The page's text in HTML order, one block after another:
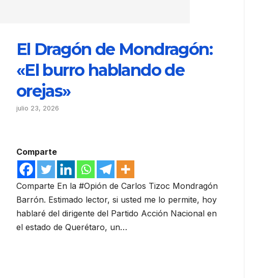
El Dragón de Mondragón:
«El burro hablando de
orejas»
julio 23, 2026
Comparte
Comparte En la #Opión de Carlos Tizoc Mondragón
Barrón. Estimado lector, si usted me lo permite, hoy
hablaré del dirigente del Partido Acción Nacional en
el estado de Querétaro, un…